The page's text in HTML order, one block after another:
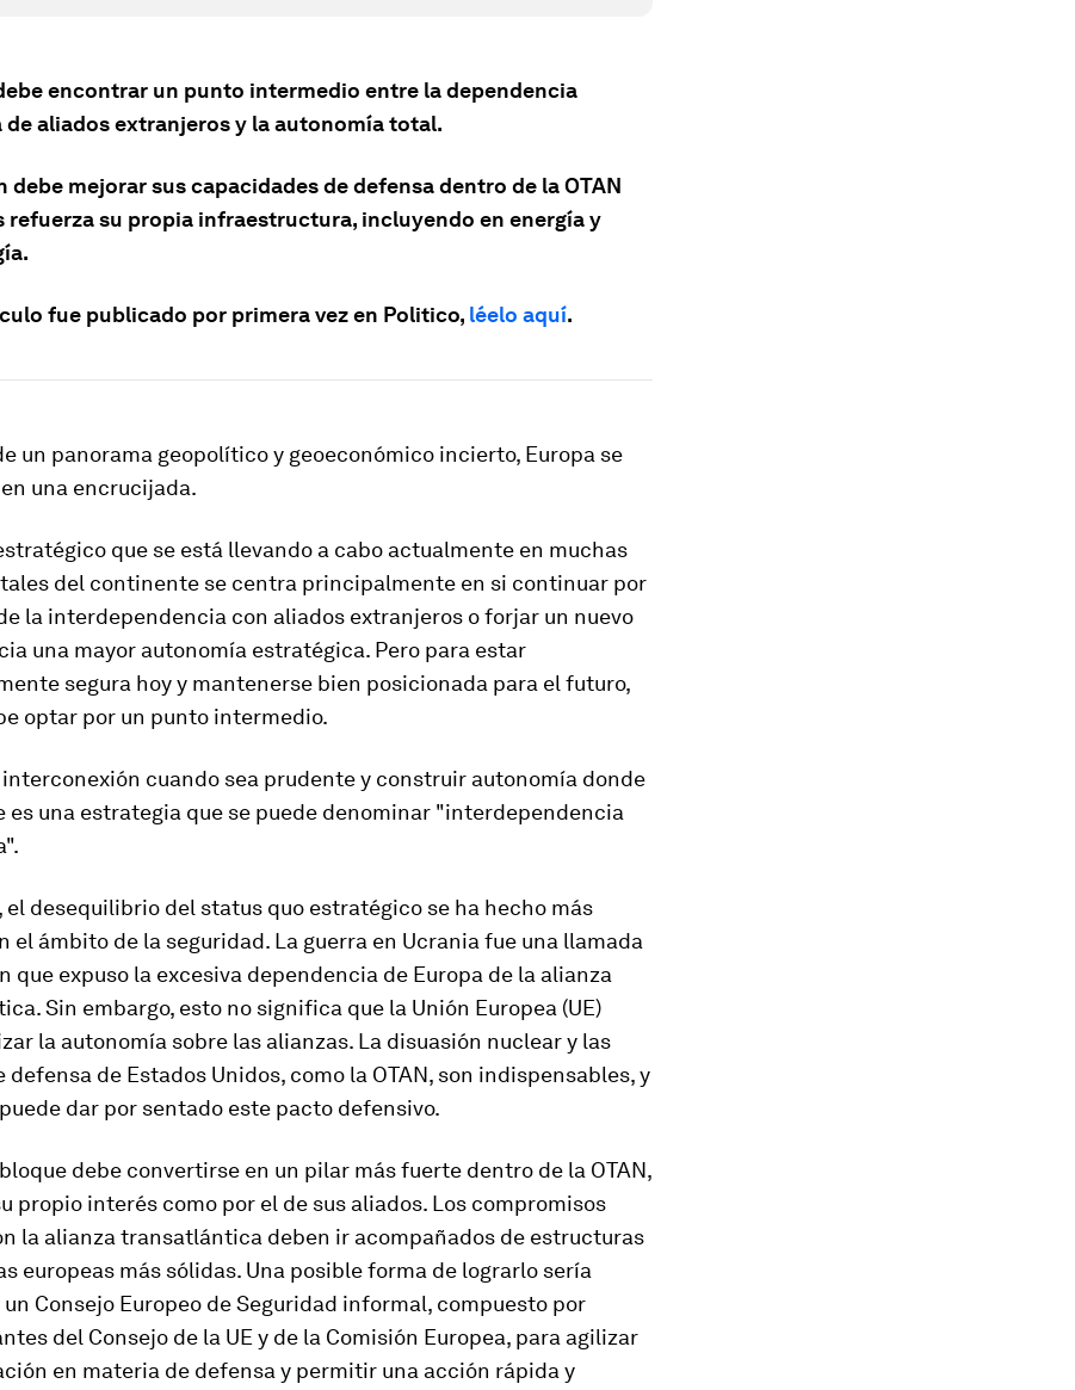
encontrar un punto intermedio entre la dependencia
de aliados extranjeros y la autonomía total.
debe mejorar sus capacidades de defensa dentro de la OTAN
refuerza su propia infraestructura, incluyendo en energía y
fue publicado por primera vez en Politico, léelo aquí.
un panorama geopolítico y geoeconómico incierto, Europa se
una encrucijada.
que se está llevando a cabo actualmente en muchas
del continente se centra principalmente en si continuar por
la interdependencia con aliados extranjeros o forjar un nuevo
una mayor autonomía estratégica. Pero para estar
segura hoy y mantenerse bien posicionada para el futuro,
optar por un punto intermedio.
cuando sea prudente y construir autonomía donde
es una estrategia que se puede denominar "interdependencia
el desequilibrio del status quo estratégico se ha hecho más
el ámbito de la seguridad. La guerra en Ucrania fue una llamada
que expuso la excesiva dependencia de Europa de la alianza
Sin embargo, esto no significa que la Unión Europea (UE)
la autonomía sobre las alianzas. La disuasión nuclear y las
defensa de Estados Unidos, como la OTAN, son indispensables, y
dar por sentado este pacto defensivo.
debe convertirse en un pilar más fuerte dentro de la OTAN,
propio interés como por el de sus aliados. Los compromisos
la alianza transatlántica deben ir acompañados de estructuras
europeas más sólidas. Una posible forma de lograrlo sería
Consejo Europeo de Seguridad informal, compuesto por
del Consejo de la UE y de la Comisión Europea, para agilizar
en materia de defensa y permitir una acción rápida y